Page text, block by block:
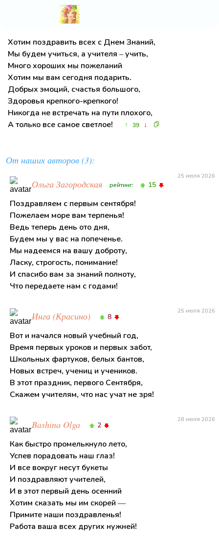
Хотим поздравить всех с Днем Знаний,
Мы будем учиться, а учителя – учить,
Много хороших мы пожеланий
Хотим мы вам сегодня подарить.
Добрых эмоций, счастья большого,
Здоровья крепкого-крепкого!
Никогда не встречать на пути плохого,
А только все самое светлое!
↑ 39 ↓
От наших авторов (3):
Ольга Загородская рейтинг: 15
25 июля 2026
Поздравляем с первым сентября!
Пожелаем море вам терпенья!
Ведь теперь день ото дня,
Будем мы у вас на попеченье.
Мы надеемся на вашу доброту,
Ласку, строгость, понимание!
И спасибо вам за знаний полноту,
Что передаете нам с годами!
Инга (Красино) 8
25 июля 2026
Вот и начался новый учебный год,
Время первых уроков и первых забот,
Школьных фартуков, белых бантов,
Новых встреч, учениц и учеников.
В этот праздник, первого Сентября,
Скажем учителям, что нас учат не зря!
Bashina Olga 2
28 июля 2026
Как быстро промелькнуло лето,
Успев порадовать наш глаз!
И все вокруг несут букеты
И поздравляют учителей,
И в этот первый день осенний
Хотим сказать мы им скорей —
Примите наши поздравленья!
Работа ваша всех других нужней!